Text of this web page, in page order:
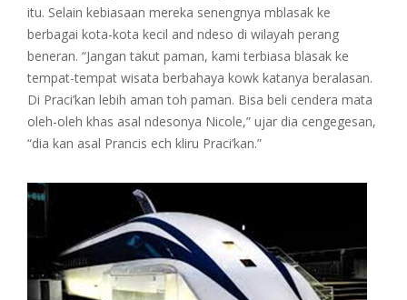
itu. Selain kebiasaan mereka senengnya mblasak ke
berbagai kota-kota kecil and ndeso di wilayah perang
beneran. “Jangan takut paman, kami terbiasa blasak ke
tempat-tempat wisata berbahaya kowk katanya beralasan.
Di Praci’kan lebih aman toh paman. Bisa beli cendera mata
oleh-oleh khas asal ndesonya Nicole,” ujar dia cengegesan,
“dia kan asal Prancis ech kliru Praci’kan.”